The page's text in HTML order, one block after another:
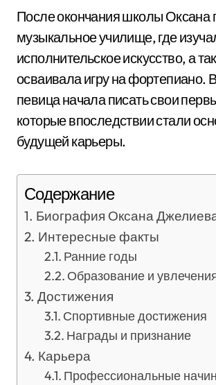
После окончания школы Оксана
музыкальное училище, где
исполнительское искусство, а
осваивала игру на фортепиано.
певица начала писать свои
которые впоследствии стали
будущей карьеры.
Содержание
Биография Оксана
Интересные факты
Ранние годы
Образование и
Достижения
Спортивные достижения
Награды и признание
Карьера
Профессиональные